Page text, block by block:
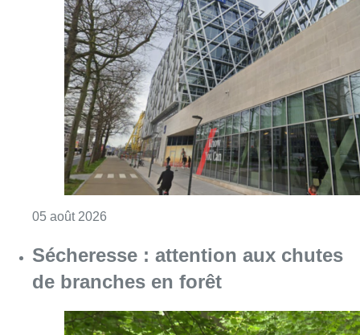
Sécheresse : attention aux chutes
de branches en forêt